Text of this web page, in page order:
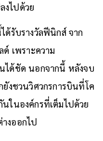
งไปด้วย
ด้รับรางวัลฟีนิกส์ จาก
เพราะความ
ได้ชัด นอกจากนี้ หลังจบ
ยังชวนวิศวกรการบินที่โค
ในองค์กรที่เต็มไปด้วย
งออกไป